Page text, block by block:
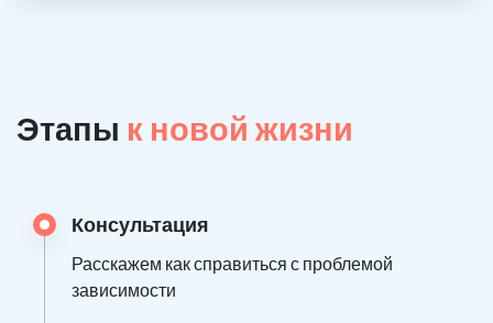
Этапы к новой жизни
Консультация
Расскажем как справиться с проблемой
зависимости